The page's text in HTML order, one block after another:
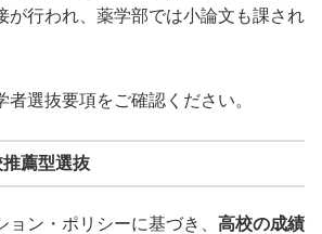
が行われ、薬学部では小論文も課され
選抜要項をご確認ください。
薦型選抜
ン・ポリシーに基づき、 高校の成績